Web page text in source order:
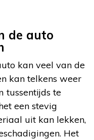
de auto
kan veel van de
kan telkens weer
tussentijds te
een stevig
uit kan lekken,
Het